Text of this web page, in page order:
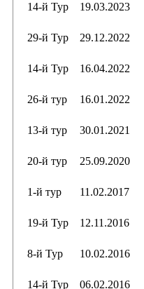
14-й Тур
19.03.2023
29-й Тур
29.12.2022
14-й Тур
16.04.2022
26-й тур
16.01.2022
13-й тур
30.01.2021
20-й тур
25.09.2020
1-й тур
11.02.2017
19-й Тур
12.11.2016
8-й Тур
10.02.2016
14-й Тур
06.02.2016